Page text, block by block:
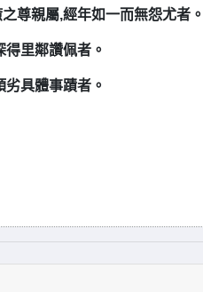
尊親屬,經年如一而無怨尤者。
里鄰讚佩者。
具體事蹟者。